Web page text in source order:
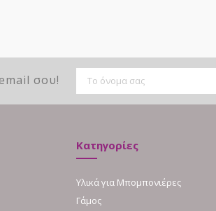
σου!
Κατηγορίες
Υλικά για Μπομπονιέρες
Γάμος